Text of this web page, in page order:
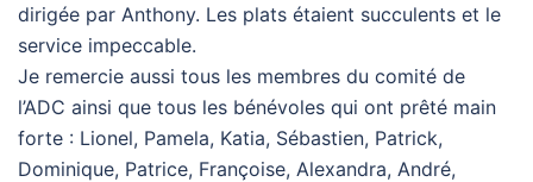
dirigée par Anthony. Les plats étaient succulents et le
service impeccable.
Je remercie aussi tous les membres du comité de
l’ADC ainsi que tous les bénévoles qui ont prêté main
forte : Lionel, Pamela, Katia, Sébastien, Patrick,
Dominique, Patrice, Françoise, Alexandra, André,